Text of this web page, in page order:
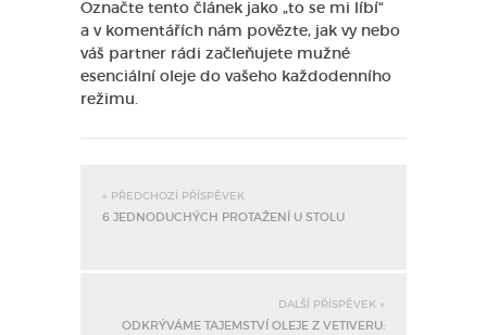
Označte tento článek jako „to se mi líbí“
a v komentářích nám povězte, jak vy nebo
váš partner rádi začleňujete mužné
esenciální oleje do vašeho každodenního
režimu.
« PŘEDCHOZÍ PŘÍSPĚVEK
6 JEDNODUCHÝCH PROTAŽENÍ U STOLU
DALŠÍ PŘÍSPĚVEK »
ODKRÝVÁME TAJEMSTVÍ OLEJE Z VETIVERU: